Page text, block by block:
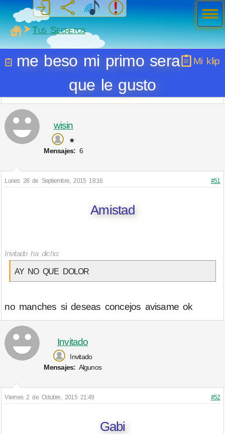
MiSabueso
Tus Secretos
Mi klip
me beso mi primo sera
que le gusto
wisin
★
Mensajes: 6
Lunes 28 de Septiembre, 2015 18:16 #51
Amistad
Invitado ha dicho:
AY NO QUE DOLOR
no manches si deseas concejos avisame ok
Invitado
Invitado
Mensajes: Algunos
Viernes 2 de Octubre, 2015 21:49 #52
Gabi
Men
ú